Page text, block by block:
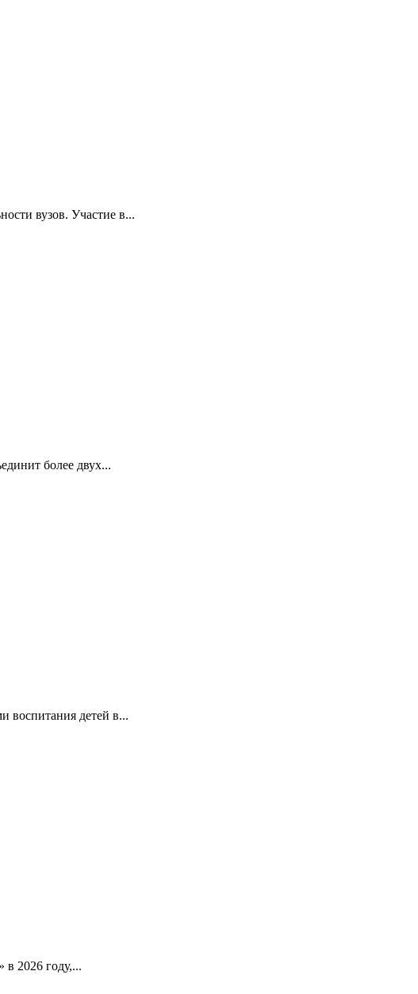
вузов. Участие в...
более двух...
воспитания детей в...
в 2026 году,...